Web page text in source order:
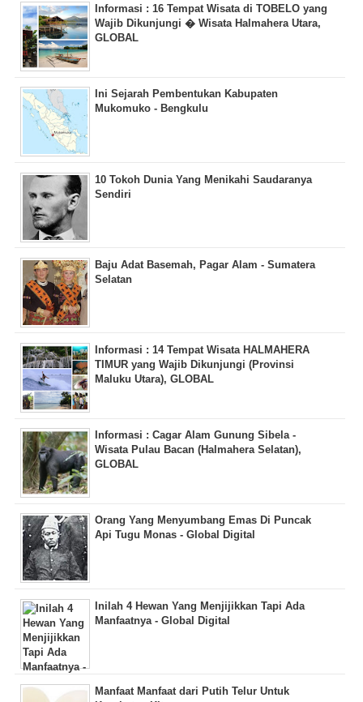
Informasi : 16 Tempat Wisata di TOBELO yang
Wajib Dikunjungi � Wisata Halmahera Utara,
GLOBAL
Ini Sejarah Pembentukan Kabupaten
Mukomuko - Bengkulu
10 Tokoh Dunia Yang Menikahi Saudaranya
Sendiri
Baju Adat Basemah, Pagar Alam - Sumatera
Selatan
Informasi : 14 Tempat Wisata HALMAHERA
TIMUR yang Wajib Dikunjungi (Provinsi
Maluku Utara), GLOBAL
Informasi : Cagar Alam Gunung Sibela -
Wisata Pulau Bacan (Halmahera Selatan),
GLOBAL
Orang Yang Menyumbang Emas Di Puncak
Api Tugu Monas - Global Digital
Inilah 4 Hewan Yang Menjijikkan Tapi Ada
Manfaatnya - Global Digital
Manfaat Manfaat dari Putih Telur Untuk